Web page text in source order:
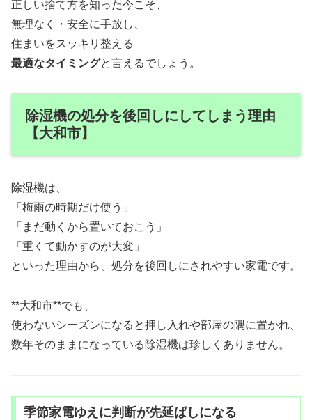
正しい捨て方を知った今こそ、
無理なく・安全に手放し、
住まいをスッキリ整える
最適なタイミングと言えるでしょう。
除湿機の処分を後回しにしてしまう理由
【大和市】
除湿機は、
「梅雨の時期だけ使う」
「まだ動くから置いておこう」
「重くて動かすのが大変」
といった理由から、処分を後回しにされやすい家電です。
**大和市**でも、
使わないシーズンになると押し入れや部屋の隅に置かれ、
数年そのままになっている除湿機は珍しくありません。
季節家電ゆえに判断が先延ばしになる